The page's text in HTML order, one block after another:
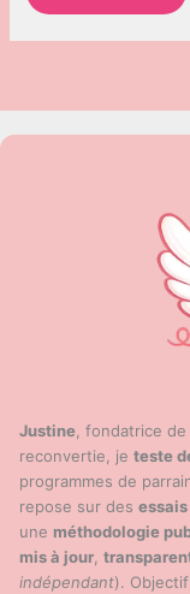
Justine, fondatrice de
reconvertie, je teste
programmes de
repose sur des
une méthodologie
mis à jour,
indépendant). Objectif